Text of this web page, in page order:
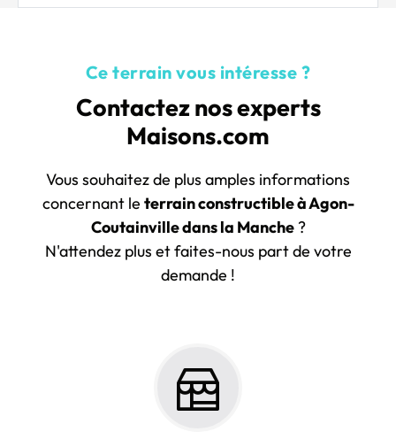
Ce terrain vous intéresse ?
Contactez nos experts
Maisons.com
Vous souhaitez de plus amples informations
concernant le terrain constructible à Agon-
Coutainville dans la Manche?
N'attendez plus et faites-nous part de votre
demande !